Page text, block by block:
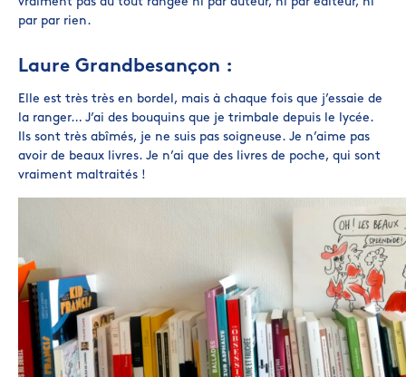
par par rien.
Laure Grandbesançon :
Elle est très très en bordel, mais à chaque fois que j’essaie de
la ranger… J’ai des bouquins que je trimbale depuis le lycée.
Ils sont très abîmés, je ne suis pas soigneuse. Je n’aime pas
avoir de beaux livres. Je n’ai que des livres de poche, qui sont
vraiment maltraités !